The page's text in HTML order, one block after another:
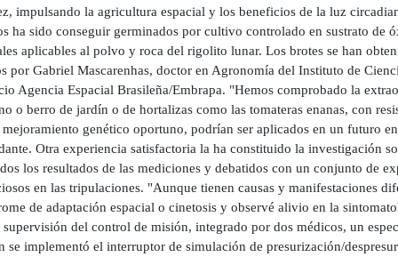
impulsando la agricultura espacial y los beneficios de la luz
ha sido conseguir germinados por cultivo controlado en sustrato de
aplicables al polvo y roca del rigolito lunar. Los brotes se han
por Gabriel Mascarenhas, doctor en Agronomía del Instituto de
Agencia Espacial Brasileña/Embrapa. "Hemos comprobado la
o berro de jardín o de hortalizas como las tomateras enanas, con
genético oportuno, podrían ser aplicados en un futuro
Otra experiencia satisfactoria la ha constituido la investigación
los resultados de las mediciones y debatidos con un conjunto de
en las tripulaciones. "Aunque tienen causas y manifestaciones
de adaptación espacial o cinetosis y observé alivio en la
del control de misión, integrado por dos médicos, un
se implementó el interruptor de simulación de presurización/